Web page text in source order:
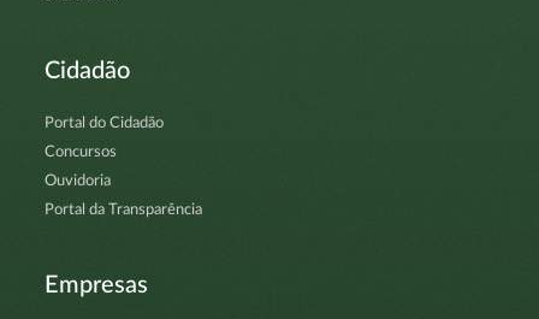
Cidadão
Portal do Cidadão
Concursos
Ouvidoria
Portal da Transparência
Empresas